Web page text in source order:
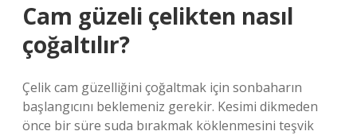
Cam güzeli çelikten nasıl
çoğaltılır?
Çelik cam güzelliğini çoğaltmak için sonbaharın
başlangıcını beklemeniz gerekir. Kesimi dikmeden
önce bir süre suda bırakmak köklenmesini teşvik